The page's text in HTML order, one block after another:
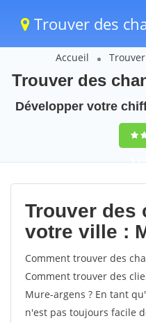
Trouver des
Accueil
Trouver des
Développer votre
9,5
Trouver des
votre ville :
Comment trouver des
Comment trouver des
Mure-argens ? En tant
n'est pas toujours facile